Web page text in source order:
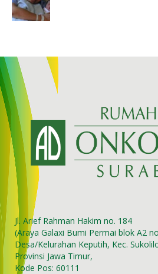
Jl. Arief Rahman Hakim no. 184
(Araya Galaxi Bumi Permai blok A2
Desa/Kelurahan Keputih, Kec.
Provinsi Jawa Timur,
Kode Pos: 60111